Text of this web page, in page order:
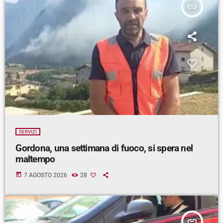
insert_link
SERVIZI
Gordona, una settimana di fuoco, si spera nel
maltempo
today 7 AGOSTO 2026 28